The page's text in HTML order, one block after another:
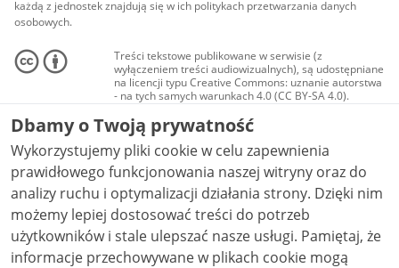
każdą z jednostek znajdują się w ich politykach przetwarzania danych
osobowych.
Treści tekstowe publikowane w serwisie (z
wyłączeniem treści audiowizualnych), są udostępniane
na licencji typu Creative Commons: uznanie autorstwa
- na tych samych warunkach 4.0 (CC BY-SA 4.0).
Materiały audiowizualne, w tym zdjęcia, materiały
audio i wideo, są udostępniane na licencji typu
Creative Commons: uznanie autorstwa użycie
niekomercyjne - bez utworów zależnych 4.0 (CC BY-
NC-ND 4.0), o ile nie jest to stwierdzone inaczej.
Dbamy o Twoją prywatność
Wykorzystujemy pliki cookie w celu zapewnienia
prawidłowego funkcjonowania naszej witryny oraz do
analizy ruchu i optymalizacji działania strony. Dzięki nim
możemy lepiej dostosować treści do potrzeb
użytkowników i stale ulepszać nasze usługi. Pamiętaj, że
informacje przechowywane w plikach cookie mogą